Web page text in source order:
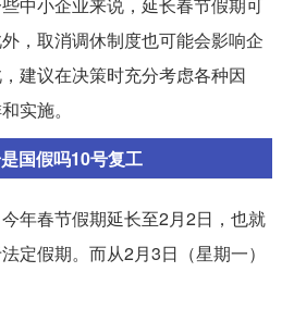
中小企业来说，延长春节假期可
，取消调休制度也可能会影响企
建议在决策时充分考虑各种因
实施。
国假吗10号复工
年春节假期延长至2月2日，也就
定假期。而从2月3日（星期一）